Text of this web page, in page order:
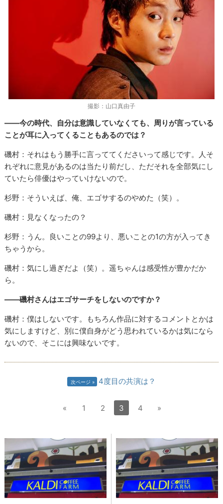
撮影：山口真由子
――今の時代、自分は意識していなくても、周りが言っている
ことが耳に入ってくることもあるのでは？
磯村：それはもう勝手に言っててくださいって感じです。人そ
れぞれに意見があるのは当たり前だし、ただそれを全部気にし
ていたら俳優はやっていけないので。
杉野：そういえば、俺、エゴサするのやめた（笑）。
磯村：見なくなったの？
杉野：うん。良いことの99より、悪いことの1の方が入ってき
ちゃうから。
磯村：気にし過ぎだよ（笑）。遥ちゃんは感受性が豊かだか
ら。
――磯村さんはエゴサーチをしないのですか？
磯村：僕はしないです。もちろん作品に対するコメントとかは
気にしますけど、別に僕自身がどう思われているかは気になら
ないので、そこには興味ないです。
次ページ 4度目の共演は？
« 1 2 3 4 »